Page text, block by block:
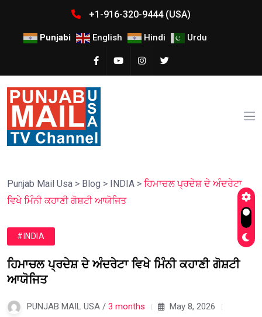
+1-916-320-9444 (USA)
Punjabi English Hindi Urdu
Punjab Mail Usa > Blog > INDIA > ਹਿਮਾਚਲ ਪ੍ਰਦੇਸ਼ ਦੇ ਅੰਦਰੇਟਾ
ਵਿਖੇ ਮਿੰਨੀ ਕਹਾਣੀ ਗੋਸ਼ਟੀ ਆਯੋਜਿਤ
#INDIA
ਹਿਮਾਚਲ ਪ੍ਰਦੇਸ਼ ਦੇ ਅੰਦਰੇਟਾ ਵਿਖੇ ਮਿੰਨੀ ਕਹਾਣੀ ਗੋਸ਼ਟੀ
ਆਯੋਜਿਤ
PUNJAB MAIL USA / 3 months
May 8, 2026